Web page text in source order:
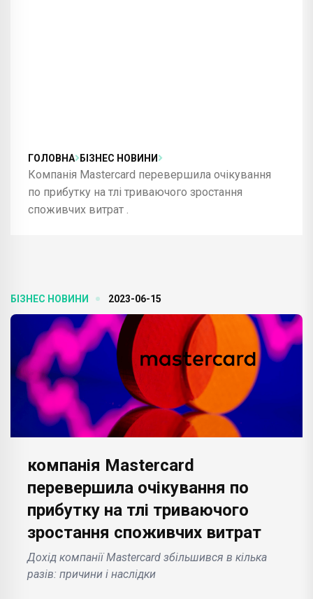
ГОЛОВНА БІЗНЕС НОВИНИ
Компанія Mastercard перевершила очікування
по прибутку на тлі триваючого зростання
споживчих витрат .
БІЗНЕС НОВИНИ 2023-06-15
компанія Mastercard
перевершила очікування по
прибутку на тлі триваючого
зростання споживчих витрат
Дохід компанії Mastercard збільшився в кілька
разів: причини і наслідки